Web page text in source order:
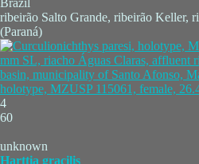
ribeirão Salto Grande, ribeirão Keller,
(Paraná)
4
60
unknown
Harttia gracilis